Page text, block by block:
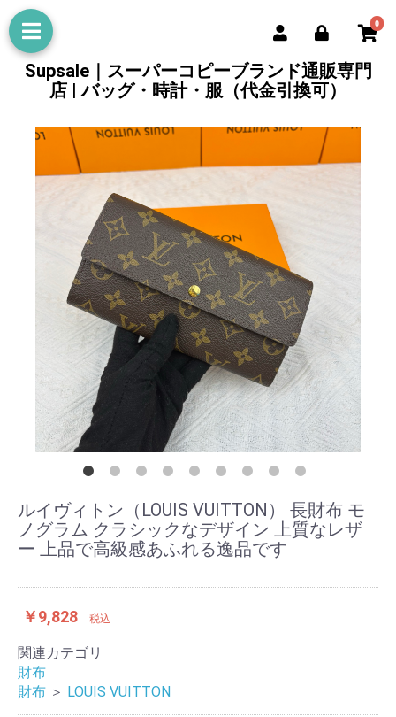
0
Supsale｜スーパーコピーブランド通販専門
店 | バッグ・時計・服（代金引換可）
ルイヴィトン（LOUIS VUITTON） 長財布 モ
ノグラム クラシックなデザイン 上質なレザ
ー 上品で高級感あふれる逸品です
￥9,828 税込
関連カテゴリ
財布
財布 ＞ LOUIS VUITTON